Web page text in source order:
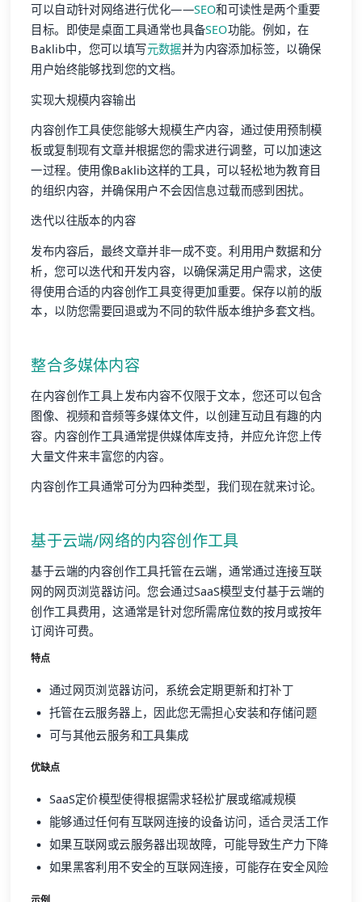
可以自动针对网络进行优化——SEO和可读性是两个重要
目标。即使是桌面工具通常也具备SEO功能。例如，在
Baklib中，您可以填写元数据并为内容添加标签，以确保
用户始终能够找到您的文档。
实现大规模内容输出
内容创作工具使您能够大规模生产内容，通过使用预制模
板或复制现有文章并根据您的需求进行调整，可以加速这
一过程。使用像Baklib这样的工具，可以轻松地为教育目
的组织内容，并确保用户不会因信息过载而感到困扰。
迭代以往版本的内容
发布内容后，最终文章并非一成不变。利用用户数据和分
析，您可以迭代和开发内容，以确保满足用户需求，这使
得使用合适的内容创作工具变得更加重要。保存以前的版
本，以防您需要回退或为不同的软件版本维护多套文档。
整合多媒体内容
在内容创作工具上发布内容不仅限于文本，您还可以包含
图像、视频和音频等多媒体文件，以创建互动且有趣的内
容。内容创作工具通常提供媒体库支持，并应允许您上传
大量文件来丰富您的内容。
内容创作工具通常可分为四种类型，我们现在就来讨论。
基于云端/网络的内容创作工具
基于云端的内容创作工具托管在云端，通常通过连接互联
网的网页浏览器访问。您会通过SaaS模型支付基于云端的
创作工具费用，这通常是针对您所需席位数的按月或按年
订阅许可费。
特点
通过网页浏览器访问，系统会定期更新和打补丁
托管在云服务器上，因此您无需担心安装和存储问题
可与其他云服务和工具集成
优缺点
SaaS定价模型使得根据需求轻松扩展或缩减规模
能够通过任何有互联网连接的设备访问，适合灵活工作
如果互联网或云服务器出现故障，可能导致生产力下降
如果黑客利用不安全的互联网连接，可能存在安全风险